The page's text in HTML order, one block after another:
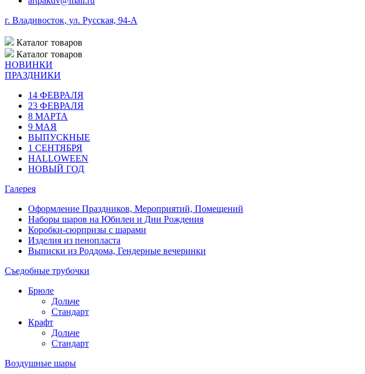
г. Владивосток, ул. Русская, 94-А
Каталог товаров
Каталог товаров
НОВИНКИ
ПРАЗДНИКИ
14 ФЕВРАЛЯ
23 ФЕВРАЛЯ
8 МАРТА
9 МАЯ
ВЫПУСКНЫЕ
1 СЕНТЯБРЯ
HALLOWEEN
НОВЫЙ ГОД
Галерея
Оформление Праздников, Мероприятий, Помещений
Наборы шаров на Юбилеи и Дни Рождения
Коробки-сюрпризы с шарами
Изделия из пенопласта
Выписки из Роддома, Гендерные вечеринки
Съедобные трубочки
Брюле
Дольче
Стандарт
Крафт
Дольче
Стандарт
Воздушные шары